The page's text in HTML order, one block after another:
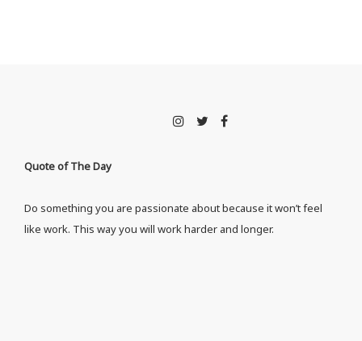
Quote of The Day
Do something you are passionate about because it won’t feel
like work. This way you will work harder and longer.